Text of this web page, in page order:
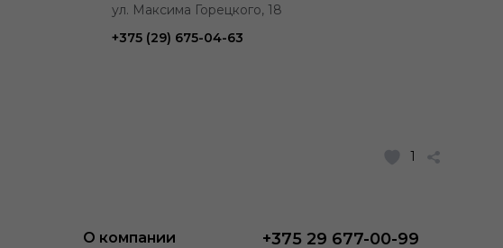
ул. Максима Горецкого, 18
+375 (29) 675-04-63
1
О компании +375 29 677-00-99